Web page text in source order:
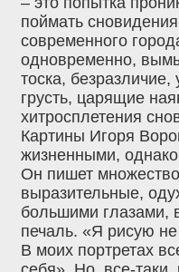
поймать
современного
одновременно,
тоска,
грусть, царящие
хитросплетения
Картины Игоря
жизненными,
Он пишет
выразительные,
большими глазами,
печаль. «Я рисую
В моих портретах